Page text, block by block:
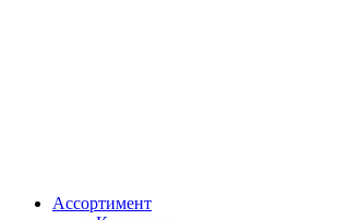
Ассортимент